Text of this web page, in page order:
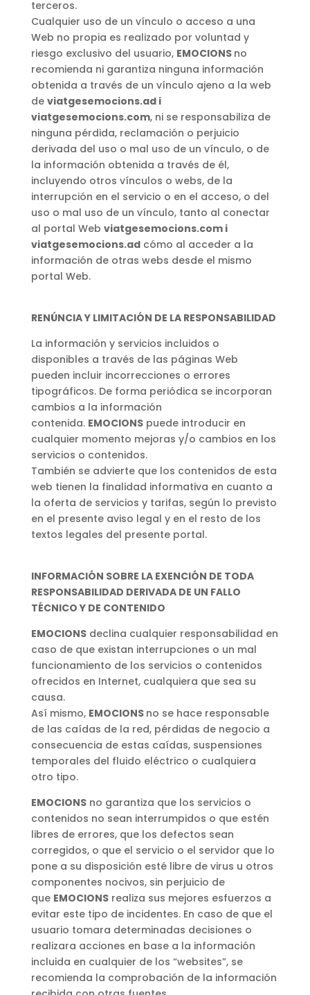
terceros.
Cualquier uso de un vínculo o acceso a una
Web no propia es realizado por voluntad y
riesgo exclusivo del usuario, EMOCIONS no
recomienda ni garantiza ninguna información
obtenida a través de un vínculo ajeno a la web
de viatgesemocions.ad i
viatgesemocions.com, ni se responsabiliza de
ninguna pérdida, reclamación o perjuicio
derivada del uso o mal uso de un vínculo, o de
la información obtenida a través de él,
incluyendo otros vínculos o webs, de la
interrupción en el servicio o en el acceso, o del
uso o mal uso de un vínculo, tanto al conectar
al portal Web viatgesemocions.com i
viatgesemocions.adcómo al acceder a la
información de otras webs desde el mismo
portal Web.
RENÚNCIA Y LIMITACIÓN DE LA RESPONSABILIDAD
La información y servicios incluidos o
disponibles a través de las páginas Web
pueden incluir incorrecciones o errores
tipográficos. De forma periódica se incorporan
cambios a la información
contenida. EMOCIONSpuede introducir en
cualquier momento mejoras y/o cambios en los
servicios o contenidos.
También se advierte que los contenidos de esta
web tienen la finalidad informativa en cuanto a
la oferta de servicios y tarifas, según lo previsto
en el presente aviso legal y en el resto de los
textos legales del presente portal.
INFORMACIÓN SOBRE LA EXENCIÓN DE TODA
RESPONSABILIDAD DERIVADA DE UN FALLO
TÉCNICO Y DE CONTENIDO
EMOCIONSdeclina cualquier responsabilidad en
caso de que existan interrupciones o un mal
funcionamiento de los servicios o contenidos
ofrecidos en Internet, cualquiera que sea su
causa.
Así mismo, EMOCIONS no se hace responsable
de las caídas de la red, pérdidas de negocio a
consecuencia de estas caídas, suspensiones
temporales del fluido eléctrico o cualquiera
otro tipo.
EMOCIONSno garantiza que los servicios o
contenidos no sean interrumpidos o que estén
libres de errores, que los defectos sean
corregidos, o que el servicio o el servidor que lo
pone a su disposición esté libre de virus u otros
componentes nocivos, sin perjuicio de
que EMOCIONSrealiza sus mejores esfuerzos a
evitar este tipo de incidentes. En caso de que el
usuario tomara determinadas decisiones o
realizara acciones en base a la información
incluida en cualquier de los “websites”, se
recomienda la comprobación de la información